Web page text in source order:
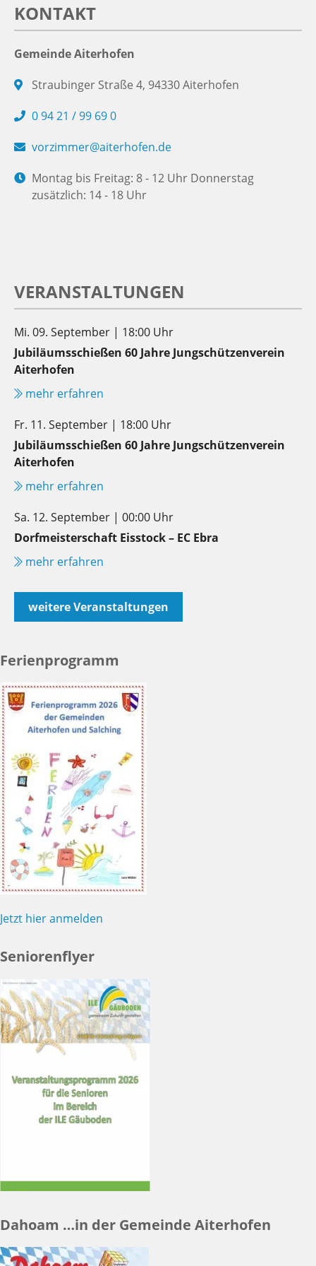
KONTAKT
Gemeinde Aiterhofen
Straubinger Straße 4, 94330 Aiterhofen
0 94 21 / 99 69 0
vorzimmer@aiterhofen.de
Montag bis Freitag: 8 - 12 Uhr Donnerstag
zusätzlich: 14 - 18 Uhr
VERANSTALTUNGEN
Mi. 09. September | 18:00 Uhr
Jubiläumsschießen 60 Jahre Jungschützenverein
Aiterhofen
mehr erfahren
Fr. 11. September | 18:00 Uhr
Jubiläumsschießen 60 Jahre Jungschützenverein
Aiterhofen
mehr erfahren
Sa. 12. September | 00:00 Uhr
Dorfmeisterschaft Eisstock – EC Ebra
mehr erfahren
weitere Veranstaltungen
Ferienprogramm
Jetzt hier anmelden
Seniorenflyer
Dahoam …in der Gemeinde Aiterhofen